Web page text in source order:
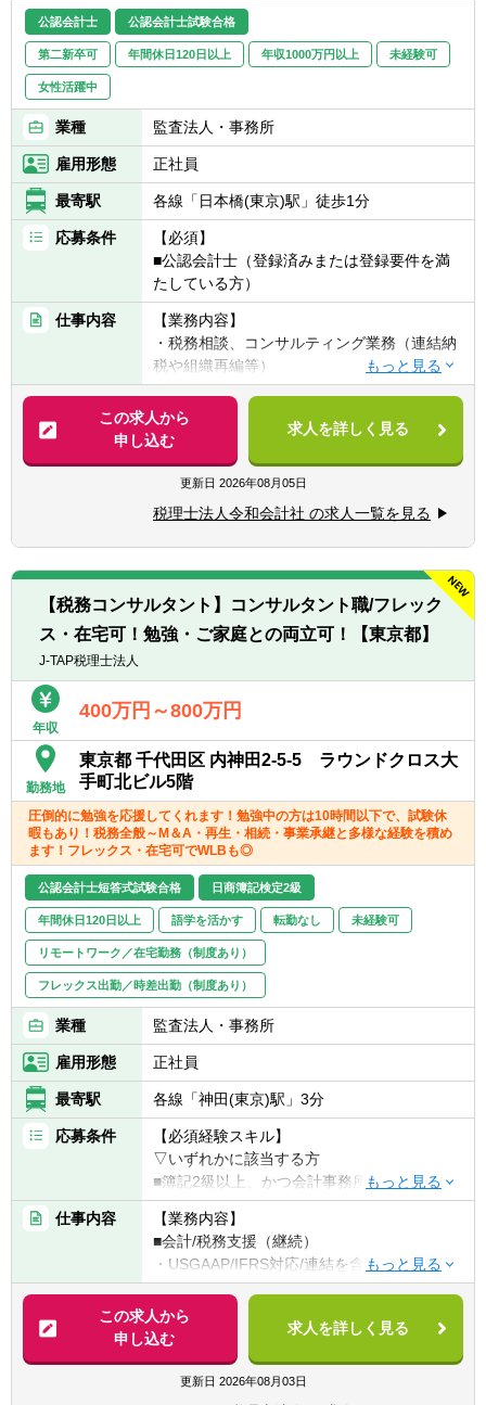
■M&A・組織再編等のプロジェクト業務にお
ける会計論点の検討 等
テレワーク中心となっておりますが、業務の
必要に応じて出社の機会があります。（出社
に制約があるわけではありません）
公認会計士 公認会計士試験合格
第二新卒可 年間休日120日以上 年収1000万円以上 未経験可
女性活躍中
業種 監査法人・事務所
雇用形態 正社員
最寄駅 各線「日本橋(東京)駅」徒歩1分
応募条件
【必須】
■公認会計士（登録済みまたは登録要件を満
たしている方）
仕事内容
【業務内容】
・税務相談、コンサルティング業務（連結納
税や組織再編等）
・税金計算
・各種税務申告書作成
・年末調整、確定申告業務
・法人設立に関する手続き及び届出
・M＆A業務（税務DD等）
様々な企業の税務業務を通し幅広い経験が積
めます。
※税務関連の業務100％となります。
【同社で働くポイント】
・大手・上場企業の税務を経験することがで
きます。
て携わることができます。
この求人から
申し込む
求人を詳しく見る
更新日 2026年08月05日
税理士法人令和会計社 の求人一覧を見る
【税務コンサルタント】コンサルタント職/フレック
ス・在宅可！勉強・ご家庭との両立可！【東京都】
J-TAP税理士法人
年収
400万円～800万円
勤務地
東京都 千代田区 内神田2-5-5 ラウンドクロス大
手町北ビル5階
圧倒的に勉強を応援してくれます！勉強中の方は10時間以下で、試験休
暇もあり！税務全般～M＆A・再生・相続・事業承継と多様な経験を積め
ます！フレックス・在宅可でWLBも◎
公認会計士短答式試験合格 日商簿記検定2級
年間休日120日以上 語学を活かす 転勤なし 未経験可
リモートワーク／在宅勤務（制度あり）
フレックス出勤／時差出勤（制度あり）
業種 監査法人・事務所
雇用形態 正社員
最寄駅 各線「神田(東京)駅」3分
応募条件
【必須経験スキル】
▽いずれかに該当する方
■簿記2級以上、かつ会計事務所or経理実務経
験2年以上（法人税申告書作成経験必須）
■税理士試験の簿財2科目合格者以上（+法人
or消費or相続1科目合格者歓迎）or 公認会計
士or 公認会計士試験短答合格者（実務経験な
しでも歓迎）
【求める人材】
■ 謙虚さと素直さがある方（コミュニケーシ
ョンと協力）
仕事内容
【業務内容】
■会計/税務支援（継続）
・USGAAP/IFRS対応/連結を含む決算業務
・各種任意/法定監査
・税務顧問（税務相談）
・法人税/消費税/償却資産税の申告代行
・入出金、記帳、給与計算等事務代行
・資産税（相続対策）コンサルティング
この求人から
申し込む
求人を詳しく見る
更新日 2026年08月03日